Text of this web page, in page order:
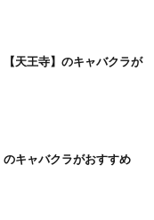
天王寺】のキャバクラが
キャバクラがおすすめ